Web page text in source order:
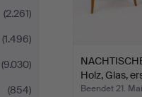
(2.261)
(1.496)
(9.030)
(854)
Holz, Glas,
Beendet 21.